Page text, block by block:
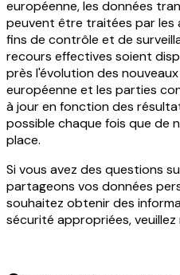
européenne, les données
peuvent être traitées par les
fins de contrôle et de
recours effectives soient
près l'évolution des
européenne et les parties
à jour en fonction des
possible chaque fois que de
place.
Si vous avez des questions
partageons vos données
souhaitez obtenir des
sécurité appropriées,